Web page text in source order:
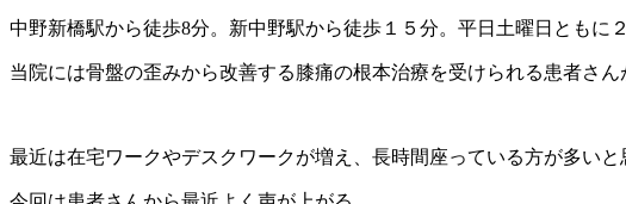
中野新橋駅から徒歩8分。新中野駅から徒歩１５分。平日土曜日ともに
当院には骨盤の歪みから改善する膝痛の根本治療を受けられる患者さん
最近は在宅ワークやデスクワークが増え、長時間座っている方が多いと